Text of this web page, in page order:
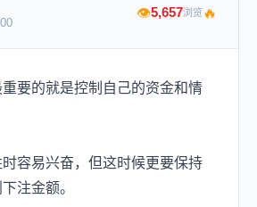
👁5,657浏览🔥
要的就是控制自己的资金和情
容易兴奋，但这时候更要保持
注金额。